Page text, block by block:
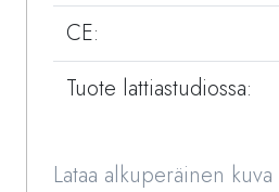
CE:
Tuote lattiastudiossa:
Lataa alkuperäinen kuva